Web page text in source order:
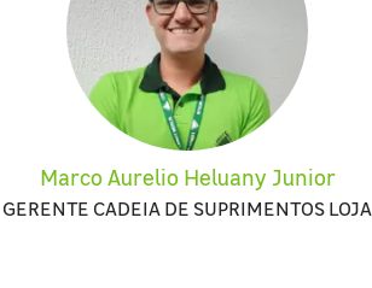
Marco Aurelio Heluany Junior
GERENTE CADEIA DE SUPRIMENTOS LOJA